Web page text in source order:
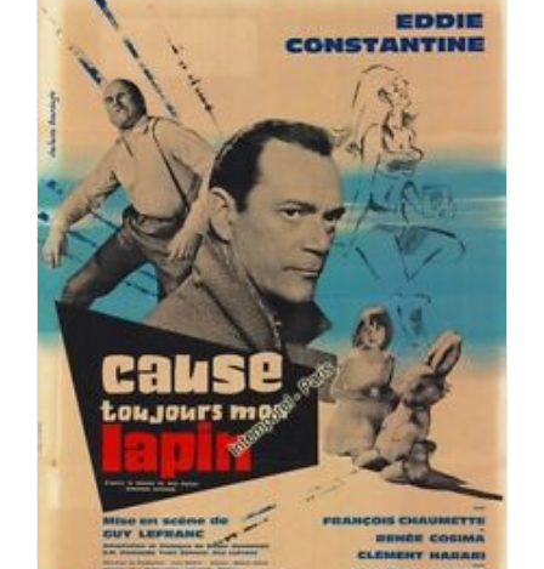
CAUSE TOUJOURS MON LAPIN